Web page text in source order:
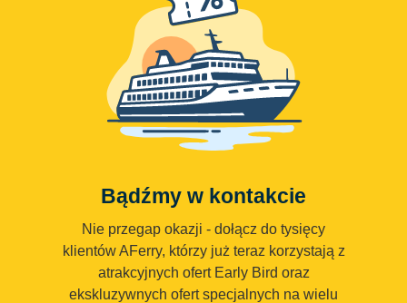
Bądźmy w kontakcie
Nie przegap okazji - dołącz do tysięcy
klientów AFerry, którzy już teraz korzystają z
atrakcyjnych ofert Early Bird oraz
ekskluzywnych ofert specjalnych na wielu